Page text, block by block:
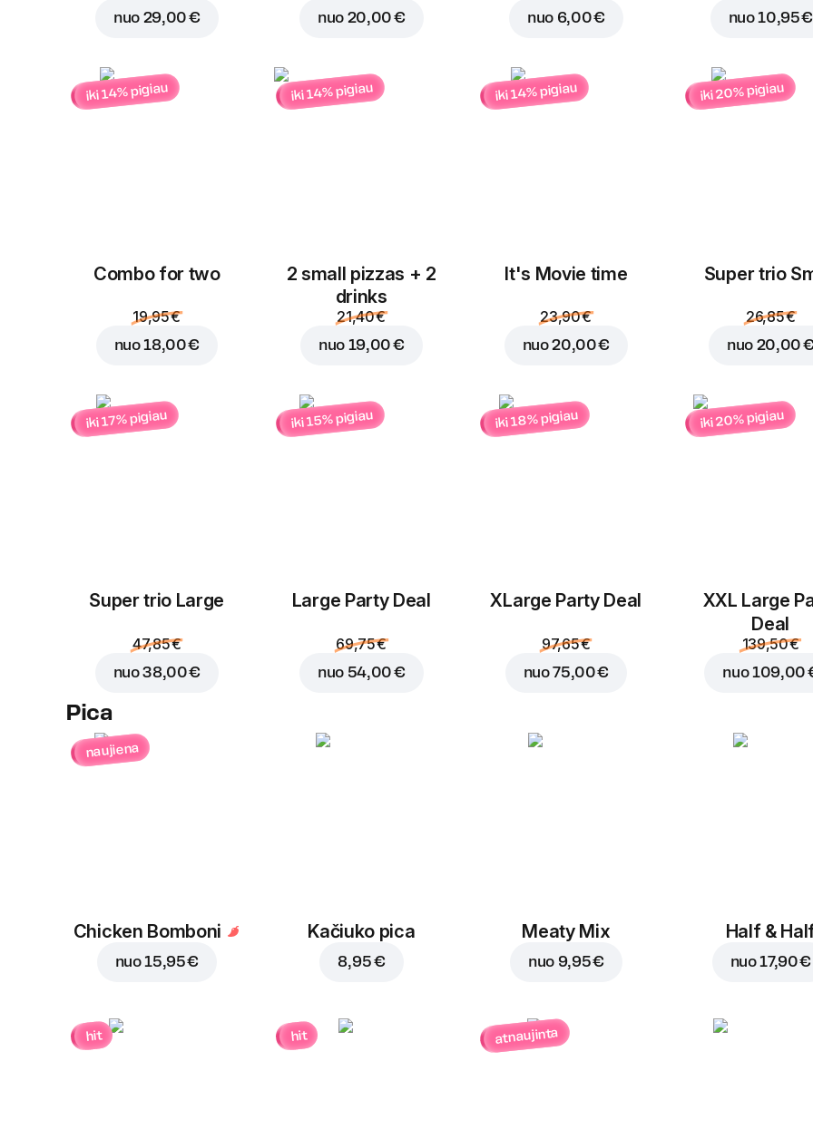
nuo 29,00 € nuo 20,00 € nuo 6,00 € nuo10,95 €
iki 14% pigiau
Combo for two
19,95 €
nuo18,00 €
iki 14% pigiau
2 small pizzas + 2
drinks
21,40 €
nuo 19,00 €
iki 14% pigiau
It's Movie time
23,90 €
nuo20,00 €
iki 20% pigiau
Super trio
26,85 €
nuo 20,00 €
iki 17% pigiau
Super trio Large
47,85 €
nuo38,00 €
iki 15% pigiau
Large Party Deal
69,75 €
nuo 54,00 €
iki 18% pigiau
ХLarge Party Deal
97,65 €
nuo75,00 €
iki 20% pigiau
XXL Large
Deal
139,50 €
nuo 109,00
Pica
naujiena
Chicken Bomboni
nuo15,95 €
Kačiuko pica
8,95 €
Meaty Mix
nuo 9,95 €
Half &
nuo17,90 €
hit hit atnaujinta